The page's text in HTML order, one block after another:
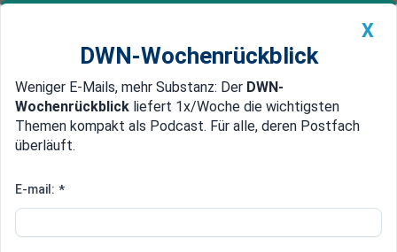
Newsticker MEIN DWN: Geldanlage Premium
Edelmetalle DWN-Magazin China
Ende der Polar-Route
Norwegen schließt Grenze zu
Russland für Flüchtlinge
X
DWN-Wochenrückblick
Weniger E-Mails, mehr Substanz: Der DWN-
Wochenrückblick liefert 1x/Woche die wichtigsten
Themen kompakt als Podcast. Für alle, deren Postfach
überläuft.
E-mail: *